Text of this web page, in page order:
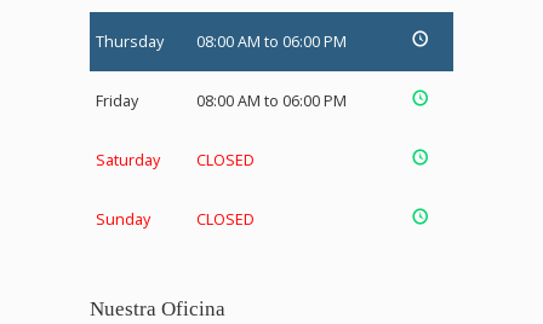
Thursday 08:00 AM to 06:00 PM
Friday 08:00 AM to 06:00 PM
Saturday CLOSED
Sunday CLOSED
Nuestra Oficina